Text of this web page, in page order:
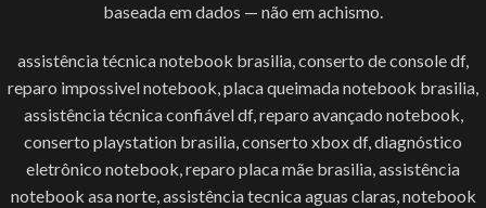
baseada em dados — não em achismo.
assistência técnica notebook brasilia, conserto de console df,
reparo impossivel notebook, placa queimada notebook brasilia,
assistência técnica confiável df, reparo avançado notebook,
conserto playstation brasilia, conserto xbox df, diagnóstico
eletrônico notebook, reparo placa mãe brasilia, assistência
notebook asa norte, assistência tecnica aguas claras, notebook